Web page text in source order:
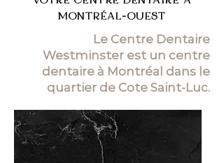
MONTRÉAL-OUEST
Le Centre Dentaire
Westminster est un centre
dentaire à Montréal dans le
quartier de Cote Saint-Luc.